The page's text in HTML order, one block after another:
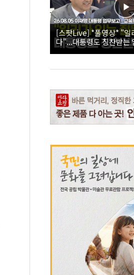
[스팟Live] *풀영상* "일
다"...대통령도 칭찬받는
| 26.08.05 이재명 대통